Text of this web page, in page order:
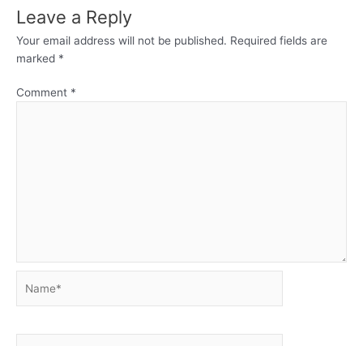
Leave a Reply
Your email address will not be published. Required fields are
marked *
Comment *